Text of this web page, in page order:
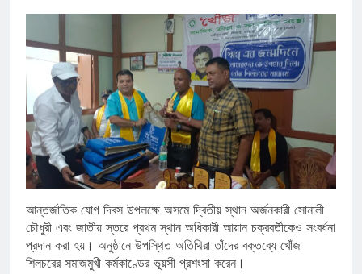
আন্তর্জাতিক যোগ দিবস উপলক্ষে অসমে দ্বিতীয় স্থান অর্জনকারী সোনালী
চৌধুরী এবং জাতীয় স্তরে প্রথম স্থান অধিকারী আয়ান চক্রবর্তীকেও সংবর্ধনা
প্রদান করা হয়। অনুষ্ঠানে উপস্থিত অতিথিরা তাঁদের বক্তব্যে খোঁজ
শিলচরের সমাজমুখী কর্মকাণ্ডের ভূয়সী প্রশংসা করেন।